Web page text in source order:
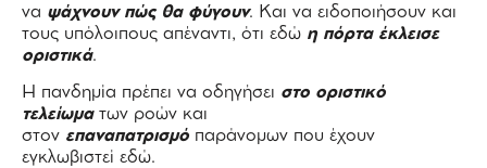
να ψάχνουν πώς θα φύγουν. Και να ειδοποιήσουν και
τους υπόλοιπους απέναντι, ότι εδώ η πόρτα έκλεισε
οριστικά.
Η πανδημία πρέπει να οδηγήσει στο οριστικό
τελείωματων ροών και
στον επαναπατρισμό παράνομων που έχουν
εγκλωβιστεί εδώ.